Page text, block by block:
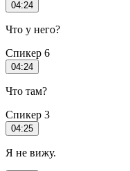
04:24
Что у него?
Спикер 6
04:24
Что там?
Спикер 3
04:25
Я не вижу.